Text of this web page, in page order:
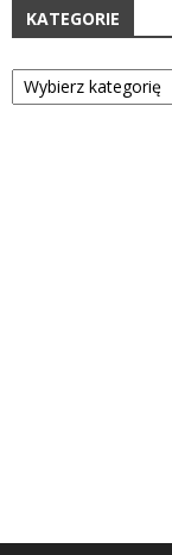
KATEGORIE
Kategorie